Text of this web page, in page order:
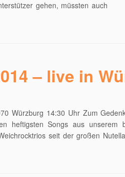
gehen, müssten auch
– live in
Würzburg 14:30 Uhr Zum
heftigsten Songs aus
seit der großen